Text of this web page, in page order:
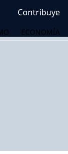
Contribuye
ECONOMÍA